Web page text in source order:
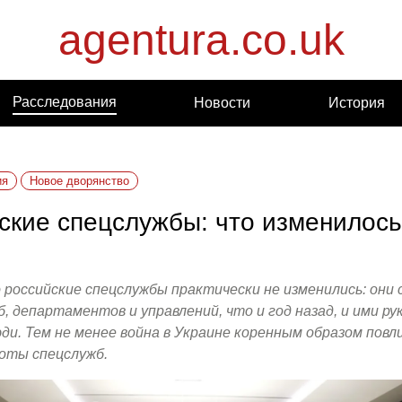
agentura.co.uk
Расследования Новости История
Новое дворянство
спецслужбы: что
спецслужбы практически не изменились: они
департаментов и управлений, что и год назад, и ими
Тем не менее война в Украине коренным образом
спецслужб.